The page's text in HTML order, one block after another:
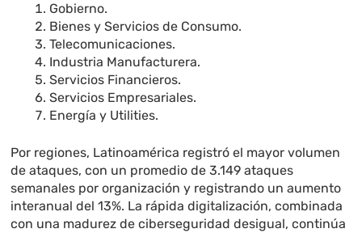
Gobierno.
Bienes y Servicios de Consumo.
Telecomunicaciones.
Industria Manufacturera.
Servicios Financieros.
Servicios Empresariales.
Energía y Utilities.
Por regiones, Latinoamérica registró el mayor volumen
de ataques, con un promedio de 3.149 ataques
semanales por organización y registrando un aumento
interanual del 13%. La rápida digitalización, combinada
con una madurez de ciberseguridad desigual, continúa